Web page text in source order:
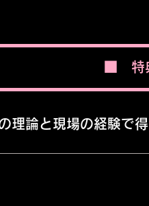
​■ 特
理論と現場の経験で